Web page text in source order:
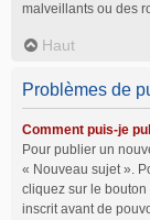
malveillants ou des
Haut
Problèmes de
Comment puis-je
Pour publier un
« Nouveau sujet ».
cliquez sur le bouton
inscrit avant de